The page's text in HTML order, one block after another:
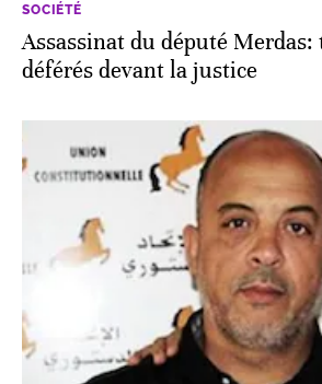
SOCIÉTÉ
Assassinat du député Merdas:
déférés devant la justice